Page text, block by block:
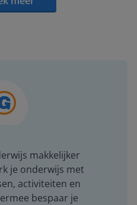
makkelijker
je onderwijs met
activiteiten en
bespaar je